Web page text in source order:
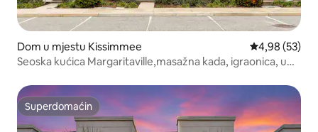
Dom u mjestu Kissimmee Prosječna
4,98 (53)
Seoska kućica Margaritaville,masažna kada, igraonica, u
Superdomaćin
Superdomaćin